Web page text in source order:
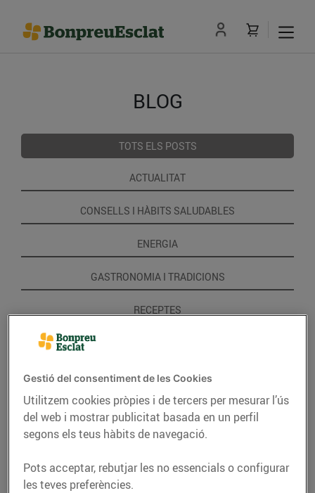
BLOG
TOTS ELS POSTS
ACTUALITAT
CONSELLS I HÀBITS SALUDABLES
ENERGIA
GASTRONOMIA I TRADICIONS
RECEPTES
Gestió del consentiment de les Cookies
Utilitzem cookies pròpies i de tercers per mesurar l’ús
del web i mostrar publicitat basada en un perfil
segons els teus hàbits de navegació.
Pots acceptar, rebutjar les no essencials o configurar
les teves preferències.